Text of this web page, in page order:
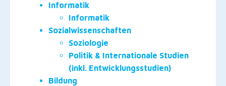
Informatik
Informatik
Sozialwissenschaften
Soziologie
Politik & Internationale Studien
(inkl. Entwicklungsstudien)
Bildung